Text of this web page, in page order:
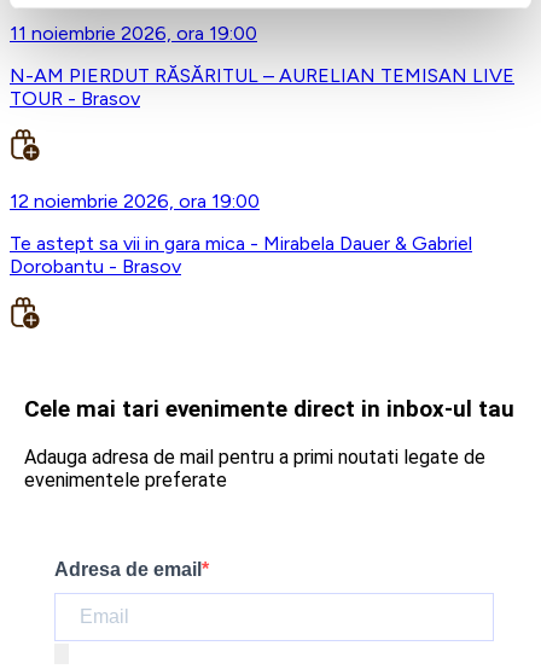
11 noiembrie 2026, ora 19:00
N-AM PIERDUT RĂSĂRITUL – AURELIAN TEMISAN LIVE
TOUR - Brasov
12 noiembrie 2026, ora 19:00
Te astept sa vii in gara mica - Mirabela Dauer & Gabriel
Dorobantu - Brasov
Cele mai tari evenimente direct in inbox-ul tau
Adauga adresa de mail pentru a primi noutati legate de
evenimentele preferate
Adresa de email